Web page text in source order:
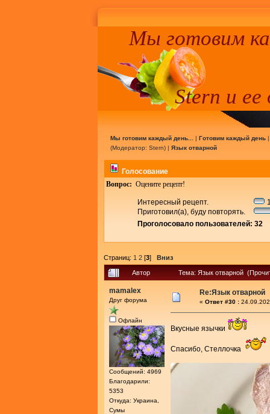
Мы готовим
Stern и ее
Мы готовим каждый день... | Готовим каждый день
(Модератор: Stern) | Язык отварной
Голосование
Вопрос: Оцените рецепт!
Интересный рецепт.
Приготовил(а), буду повторять.
Проголосовало пользователей: 32
Страниц: 1 2 [3] Вниз
Автор Тема: Язык отварной
mamalex
Друг форума
Офлайн
Сообщений: 4969
Благодарили:
5353
Откуда: Украина,
Сумы
Re:Язык отварной
« Ответ #30 :
Вкусные язычки
Спасибо, Стеллочка